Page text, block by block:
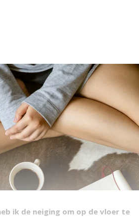
ik de neiging om op de vloer te